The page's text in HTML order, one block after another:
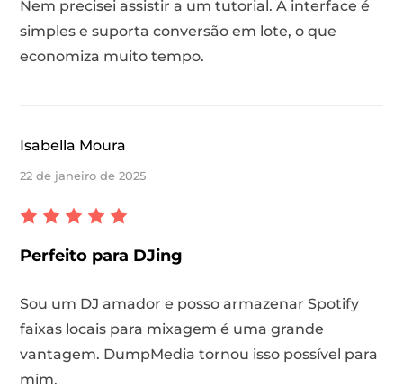
Nem precisei assistir a um tutorial. A interface é
simples e suporta conversão em lote, o que
economiza muito tempo.
Isabella Moura
22 de janeiro de 2025
Perfeito para DJing
Sou um DJ amador e posso armazenar Spotify
faixas locais para mixagem é uma grande
vantagem. DumpMedia tornou isso possível para
mim.